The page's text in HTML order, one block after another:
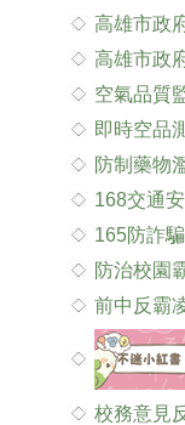
高雄市政
高雄市政
空氣品質
即時空品
防制藥物
168交通
165防詐
防治校園
前中反霸
校務意見